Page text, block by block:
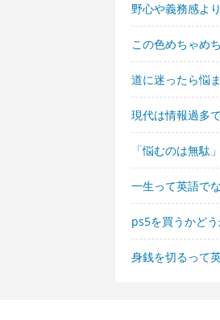
野心や義務感よ
この色めちゃめ
道に迷ったら悩
現代は情報過多
「悩むのは無駄
一生って英語で
ps5を買うかど
身銭を切るって